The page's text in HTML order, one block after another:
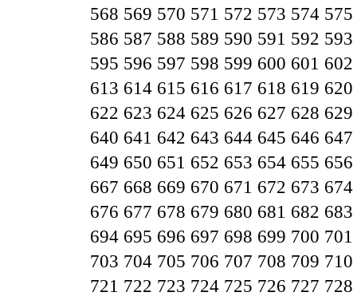
568 569 570 571 572 573 574 575
586 587 588 589 590 591 592 593
595 596 597 598 599 600 601 602
613 614 615 616 617 618 619 620
622 623 624 625 626 627 628 629
640 641 642 643 644 645 646 647
649 650 651 652 653 654 655 656
667 668 669 670 671 672 673 674
676 677 678 679 680 681 682 683
694 695 696 697 698 699 700 701
703 704 705 706 707 708 709 710
721 722 723 724 725 726 727 728